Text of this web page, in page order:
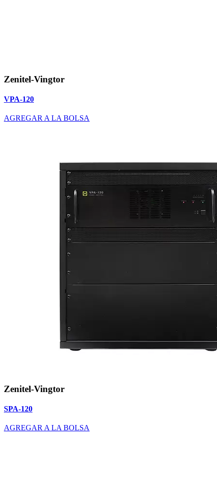
Zenitel-Vingtor
VPA-120
AGREGAR A LA BOLSA
Zenitel-Vingtor
SPA-120
AGREGAR A LA BOLSA